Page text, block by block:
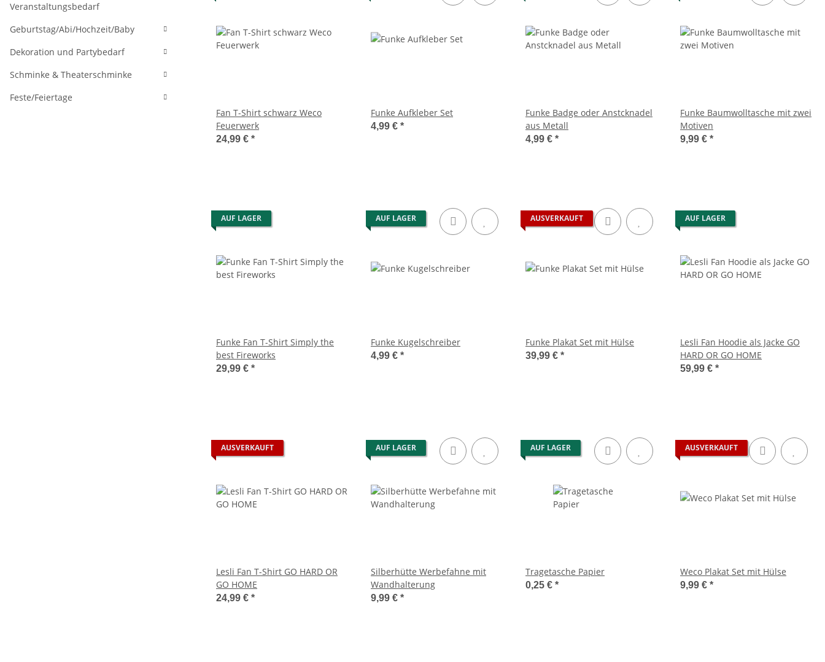
Fan T-Shirt schwarz Weco
Feuerwerk
24,99 € *
Funke Aufkleber Set
4,99 € *
Funke Badge oder Anstcknadel
aus Metall
4,99 € *
Funke Baumwolltasche mit zwei
Motiven
9,99 € *
AUF LAGER
Funke Fan T-Shirt Simply the
best Fireworks
29,99 € *
AUF LAGER
Funke Kugelschreiber
4,99 € *
AUSVERKAUFT
Funke Plakat Set mit Hülse
39,99 € *
AUF LAGER
Lesli Fan Hoodie als Jacke GO
HARD OR GO HOME
59,99 € *
AUSVERKAUFT
Lesli Fan T-Shirt GO HARD OR
GO HOME
24,99 € *
AUF LAGER
Silberhütte Werbefahne mit
Wandhalterung
9,99 € *
AUF LAGER
Tragetasche Papier
0,25 € *
AUSVERKAUFT
Weco Plakat Set mit Hülse
9,99 € *
Veranstaltungsbedarf
Geburtstag/Abi/Hochzeit/Baby
Dekoration und Partybedarf
Schminke & Theaterschminke
Feste/Feiertage